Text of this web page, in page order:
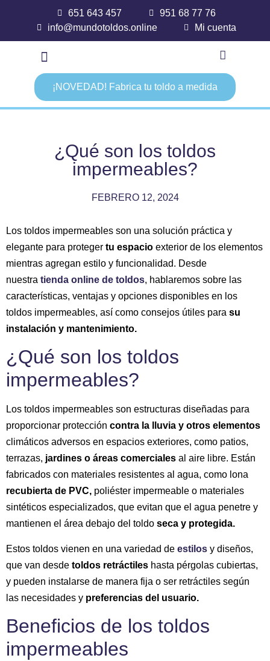
651 643 457
951 68 77 76
info@mundotoldos.online
Mi cuenta
¡NOVEDAD! Fabrica tu toldo a medida
¿Qué son los toldos
impermeables?
FEBRERO 12, 2024
Los toldos impermeables son una solución práctica y
elegante para proteger tu espacio exterior de los elementos
mientras agregan estilo y funcionalidad. Desde
nuestra tienda online de toldos, hablaremos sobre las
características, ventajas y opciones disponibles en los
toldos impermeables, así como consejos útiles para su
instalación y mantenimiento.
¿Qué son los toldos
impermeables?
Los toldos impermeables son estructuras diseñadas para
proporcionar protección contra la lluvia y otros elementos
climáticos adversos en espacios exteriores, como patios,
terrazas, jardines o áreas comerciales al aire libre. Están
fabricados con materiales resistentes al agua, como lona
recubierta de PVC, poliéster impermeable o materiales
sintéticos especializados, que evitan que el agua penetre y
mantienen el área debajo del toldo seca y protegida.
Estos toldos vienen en una variedad de estilos y diseños,
que van desde toldos retráctiles hasta pérgolas cubiertas,
y pueden instalarse de manera fija o ser retráctiles según
las necesidades y preferencias del usuario.
Beneficios de los toldos
impermeables